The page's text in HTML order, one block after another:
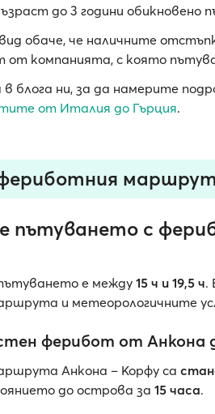
до 3 години обикновено
обаче, че наличните
от компанията, с която
блога ни, за да намерите
от Италия до Гърция.
маршрут
пътуването с
е между 15 ч и 19,5 ч.
и метеорологичните
ферибот от Анкона
Анкона – Корфу са
до острова за 15 часа.